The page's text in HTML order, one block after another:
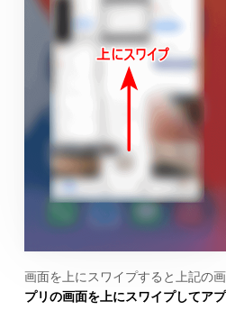
画面を上にスワイプすると上記の画
プリの画面を上にスワイプしてア